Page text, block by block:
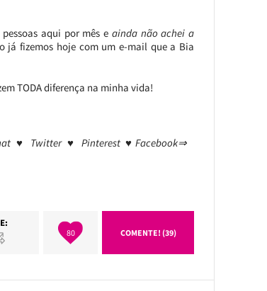
aqui por mês e ainda não achei a
já fizemos hoje com um e-mail que a Bia
TODA diferença na minha vida!
♥ Twitter ♥ Pinterest ♥Facebook⇒
80 COMENTE! (39)